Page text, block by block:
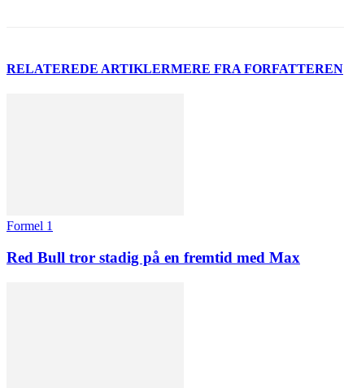
RELATEREDE ARTIKLERMERE FRA FORFATTEREN
Formel 1
Red Bull tror stadig på en fremtid med Max